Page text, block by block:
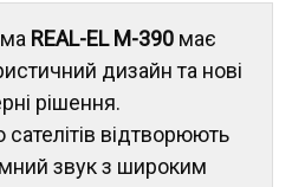
REAL-EL M-390 має
дизайн та нові
рішення.
відтворюють
звук з широким